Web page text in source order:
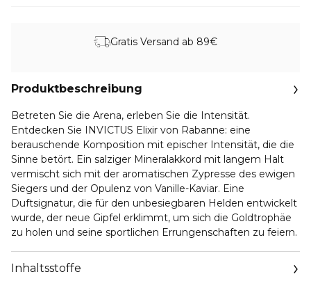
Gratis Versand ab 89€
Produktbeschreibung
Betreten Sie die Arena, erleben Sie die Intensität.
Entdecken Sie INVICTUS Elixir von Rabanne: eine
berauschende Komposition mit epischer Intensität, die die
Sinne betört. Ein salziger Mineralakkord mit langem Halt
vermischt sich mit der aromatischen Zypresse des ewigen
Siegers und der Opulenz von Vanille-Kaviar. Eine
Duftsignatur, die für den unbesiegbaren Helden entwickelt
wurde, der neue Gipfel erklimmt, um sich die Goldtrophäe
zu holen und seine sportlichen Errungenschaften zu feiern.
Inhaltsstoffe